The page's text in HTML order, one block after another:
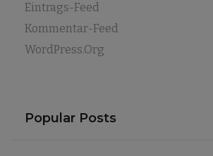
Eintrags-Feed
Kommentar-Feed
WordPress.org
Popular Posts